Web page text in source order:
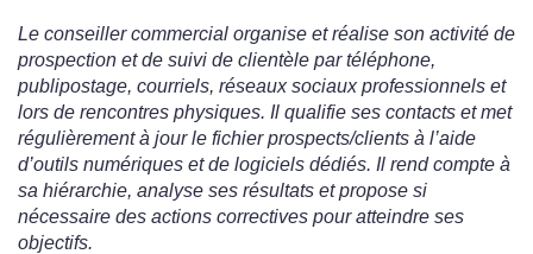
Le conseiller commercial organise et réalise son activité de
prospection et de suivi de clientèle par téléphone,
publipostage, courriels, réseaux sociaux professionnels et
lors de rencontres physiques. Il qualifie ses contacts et met
régulièrement à jour le fichier prospects/clients à l’aide
d’outils numériques et de logiciels dédiés. Il rend compte à
sa hiérarchie, analyse ses résultats et propose si
nécessaire des actions correctives pour atteindre ses
objectifs.